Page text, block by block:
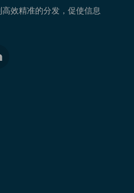
效精准的分发，促使信息